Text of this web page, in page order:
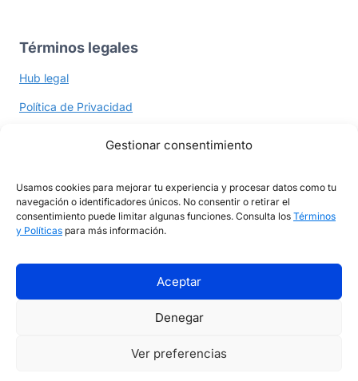
Gestionar consentimiento
Usamos cookies para mejorar tu experiencia y procesar datos como tu
navegación o identificadores únicos. No consentir o retirar el
consentimiento puede limitar algunas funciones. Consulta los Términos
y Políticas para más información.
Aceptar
Denegar
Ver preferencias
Términos legales
Hub legal
Política de Privacidad
Ayuda y contacto